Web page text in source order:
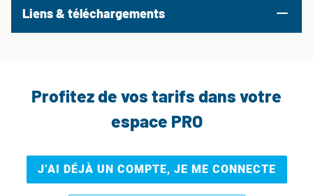
Liens & téléchargements
Profitez de vos tarifs dans votre
espace PRO
J’AI DÉJÀ UN COMPTE, JE ME CONNECTE